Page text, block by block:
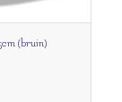
(bruin)